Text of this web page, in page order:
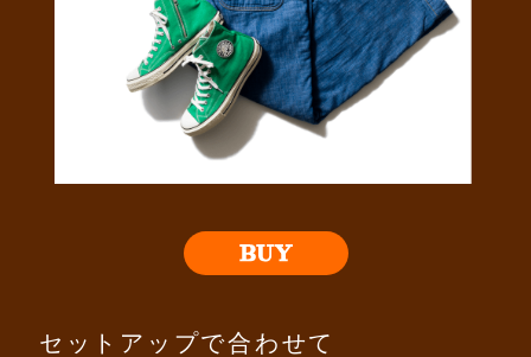
セットアップで合わせて